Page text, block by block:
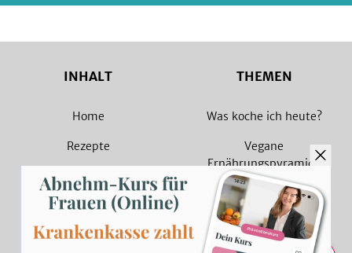
INHALT
Home
Rezepte
Magazin
Sammlungen
Rezept Suche
THEMEN
Was koche ich heute?
Vegane
Ernährungspyramide
Vegane Rezepte
Vegetarische Rezepte